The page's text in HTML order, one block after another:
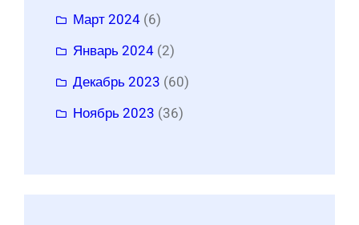
Март 2024 (6)
Январь 2024 (2)
Декабрь 2023 (60)
Ноябрь 2023 (36)